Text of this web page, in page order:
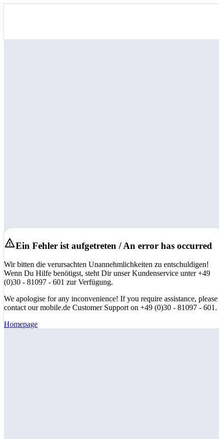
Ein Fehler ist aufgetreten / An error has occurred
Wir bitten die verursachten Unannehmlichkeiten zu entschuldigen!
Wenn Du Hilfe benötigst, steht Dir unser Kundenservice unter +49
(0)30 - 81097 - 601 zur Verfügung.
We apologise for any inconvenience! If you require assistance, please
contact our mobile.de Customer Support on +49 (0)30 - 81097 - 601.
Homepage